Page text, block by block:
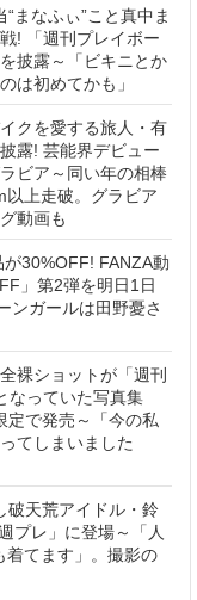
まなふぃ”こと真中ま
! 「週刊プレイボー
披露～「ビキニとか
は初めてかも」
クを愛する旅人・有
露! 芸能界デビュー
ビア～同い年の相棒
以上走破。グラビア
動画も
30%OFF! FANZA動
」第2弾を明日1日
ンガールは田野憂さ
裸ショットが「週刊
なっていた写真集
定で発売～「今の私
てしまいました
破天荒アイドル・鈴
プレ」に登場～「人
着てます」。撮影の